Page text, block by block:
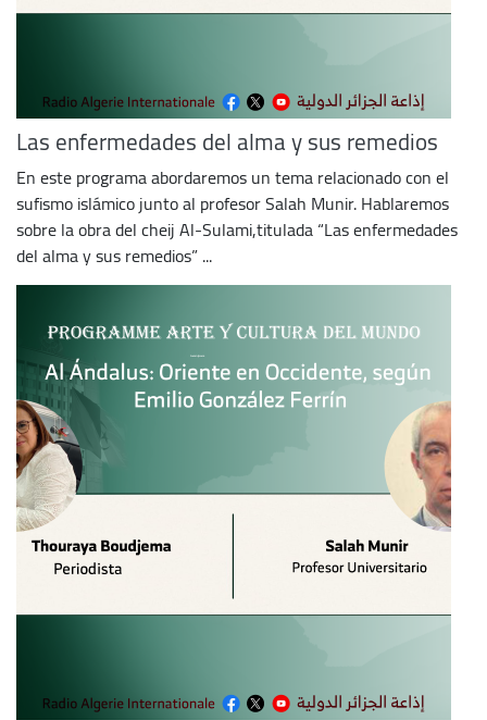
Las enfermedades del alma y sus remedios
En este programa abordaremos un tema relacionado con el
sufismo islámico junto al profesor Salah Munir. Hablaremos
sobre la obra del cheij Al-Sulami,titulada “Las enfermedades
del alma y sus remedios” ...